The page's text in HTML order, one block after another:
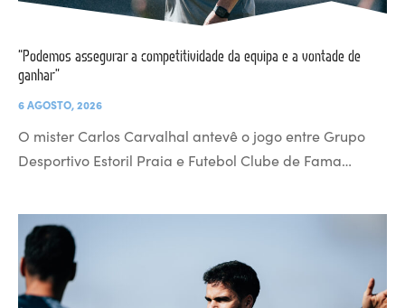
“Podemos assegurar a competitividade da equipa e a vontade de
ganhar”
6 AGOSTO, 2026
O mister Carlos Carvalhal antevê o jogo entre Grupo
Desportivo Estoril Praia e Futebol Clube de Fama…